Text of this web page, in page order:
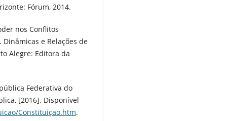
Fórum, 2014.
nos Conflitos
e Relações de
Alegre: Editora da
Federativa do
[2016]. Disponível
Constituiçao.htm.